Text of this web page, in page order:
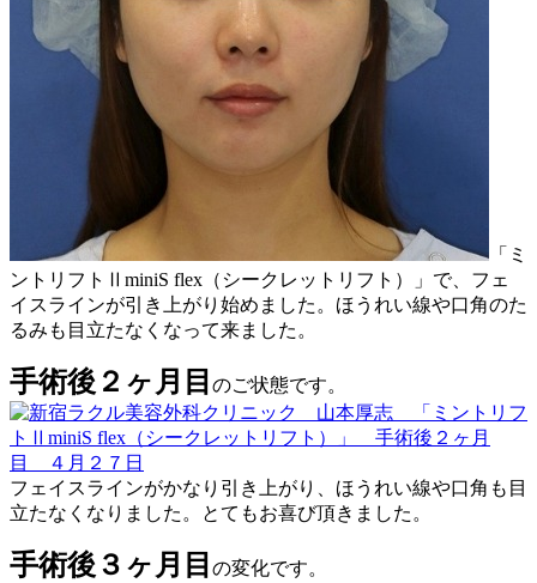
「ミ
ントリフトⅡminiS flex（シークレットリフト）」で、フェ
イスラインが引き上がり始めました。ほうれい線や口角のた
るみも目立たなくなって来ました。
手術後２ヶ月目 のご状態です。
フェイスラインがかなり引き上がり、ほうれい線や口角も目
立たなくなりました。とてもお喜び頂きました。
手術後３ヶ月目 の変化です。